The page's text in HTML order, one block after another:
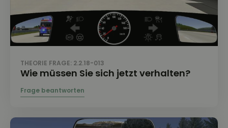
THEORIE FRAGE: 2.2.18-013
Wie müssen Sie sich jetzt verhalten?